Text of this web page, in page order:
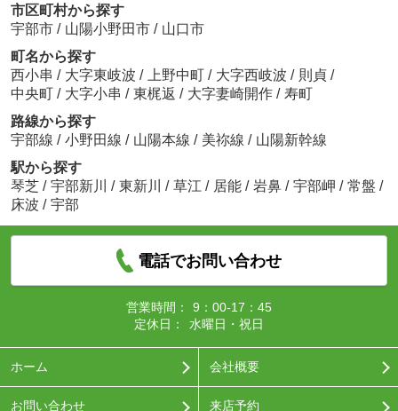
市区町村から探す
宇部市 / 山陽小野田市 / 山口市
町名から探す
西小串 / 大字東岐波 / 上野中町 / 大字西岐波 / 則貞 /
中央町 / 大字小串 / 東梶返 / 大字妻崎開作 / 寿町
路線から探す
宇部線 / 小野田線 / 山陽本線 / 美祢線 / 山陽新幹線
駅から探す
琴芝 / 宇部新川 / 東新川 / 草江 / 居能 / 岩鼻 / 宇部岬 / 常盤 /
床波 / 宇部
電話でお問い合わせ
営業時間：
9：00-17：45
定休日：
水曜日・祝日
ホーム 会社概要
お問い合わせ 来店予約